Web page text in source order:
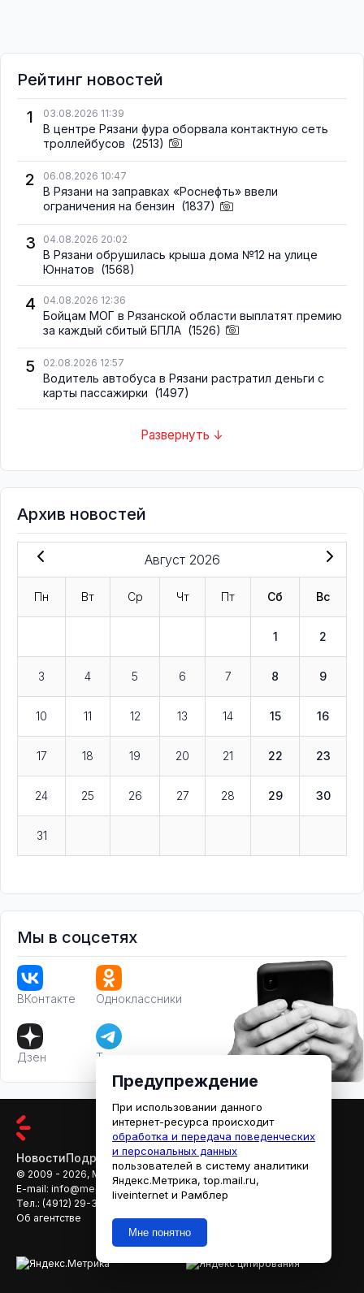
Рейтинг новостей
1
03.08.2026 11:39
В центре Рязани фура оборвала контактную сеть
троллейбусов (2513)
2 06.08.2026 10:47
В Рязани на заправках «Роснефть» ввели
ограничения на бензин (1837)
3 04.08.2026 20:02
В Рязани обрушилась крыша дома №12 на улице
Юннатов (1568)
4 04.08.2026 12:36
Бойцам МОГ в Рязанской области выплатят премию
за каждый сбитый БПЛА (1526)
5 02.08.2026 12:57
Водитель автобуса в Рязани растратил деньги с
карты пассажирки (1497)
Развернуть ↓
Архив новостей
Август 2026
Пн Вт Ср Чт Пт Сб Вс
1 2
3 4 5 6 7 8 9
10 11 12 13 14 15 16
17 18 19 20 21 22 23
24 25 26 27 28 29 30
31
Мы в соцсетях
ВКонтакте Одноклассники
Дзен Телеграм
НовостиПодробностиАфишаКино
© 2009 - 2026, МЕДИАРЯЗАНЬ
E-mail: info@mediaryazan.ru,reklama@mediaryazan.ru
Тел.: (4912) 29-33-66
Об агентстве
Предупреждение
При использовании данного
интернет-ресурса происходит
обработка и передача поведенческих
и персональных данных
пользователей в систему аналитики
Яндекс.Метрика, top.mail.ru,
liveinternet и Рамблер
Мне понятно